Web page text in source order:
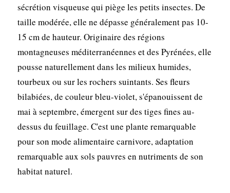
sécrétion visqueuse qui piège les petits insectes. De
taille modérée, elle ne dépasse généralement pas 10-
15 cm de hauteur. Originaire des régions
montagneuses méditerranéennes et des Pyrénées, elle
pousse naturellement dans les milieux humides,
tourbeux ou sur les rochers suintants. Ses fleurs
bilabiées, de couleur bleu-violet, s'épanouissent de
mai à septembre, émergent sur des tiges fines au-
dessus du feuillage. C'est une plante remarquable
pour son mode alimentaire carnivore, adaptation
remarquable aux sols pauvres en nutriments de son
habitat naturel.